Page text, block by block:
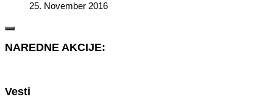
25. November 2016
NAREDNE AKCIJE:
Vesti